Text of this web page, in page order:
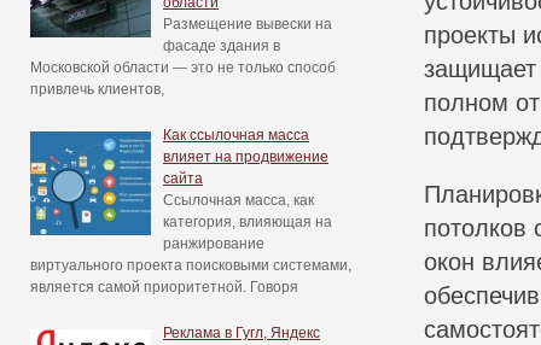
Размещение вывески на
фасаде здания в
Московской области — это не только способ
привлечь клиентов,
Как ссылочная масса
влияет на продвижение
сайта
Ссылочная масса, как
категория, влияющая на
ранжирование
виртуального проекта поисковыми системами,
является самой приоритетной. Говоря
Реклама в Гугл, Яндекс
проекты
защищает
полном
потолков
окон